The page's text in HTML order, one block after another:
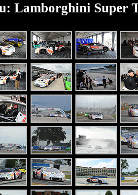
Lamborghini Super